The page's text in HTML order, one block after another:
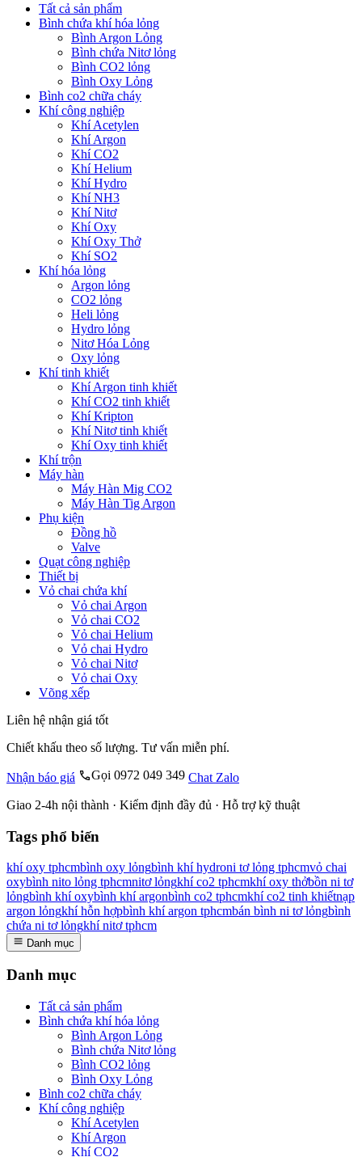
Tất cả sản phẩm
Bình chứa khí hóa lỏng
Bình Argon Lỏng
Bình chứa Nitơ lỏng
Bình CO2 lỏng
Bình Oxy Lỏng
Bình co2 chữa cháy
Khí công nghiệp
Khí Acetylen
Khí Argon
Khí CO2
Khí Helium
Khí Hydro
Khí NH3
Khí Nitơ
Khí Oxy
Khí Oxy Thở
Khí SO2
Khí hóa lỏng
Argon lỏng
CO2 lỏng
Heli lỏng
Hydro lỏng
Nitơ Hóa Lỏng
Oxy lỏng
Khí tinh khiết
Khí Argon tinh khiết
Khí CO2 tinh khiết
Khí Kripton
Khí Nitơ tinh khiết
Khí Oxy tinh khiết
Khí trộn
Máy hàn
Máy Hàn Mig CO2
Máy Hàn Tig Argon
Phụ kiện
Đồng hồ
Valve
Quạt công nghiệp
Thiết bị
Vỏ chai chứa khí
Vỏ chai Argon
Vỏ chai CO2
Vỏ chai Helium
Vỏ chai Hydro
Vỏ chai Nitơ
Vỏ chai Oxy
Võng xếp
Liên hệ nhận giá tốt
Chiết khấu theo số lượng. Tư vấn miễn phí.
Nhận báo giá Gọi 0972 049 349 Chat Zalo
Giao 2-4h nội thành · Kiểm định đầy đủ · Hỗ trợ kỹ thuật
Tags phổ biến
khí oxy tphcmbình oxy lỏngbình khí hydroni tơ lỏng tphcmvỏ chai
oxybình nito lỏng tphcmnitơ lỏngkhí co2 tphcmkhí oxy thởbồn ni tơ
lỏngbình khí oxybình khí argonbình co2 tphcmkhí co2 tinh khiếtnạp
argon lỏngkhí hỗn hợpbình khí argon tphcmbán bình ni tơ lỏngbình
chứa ni tơ lỏngkhí nitơ tphcm
Danh mục
Danh mục
Tất cả sản phẩm
Bình chứa khí hóa lỏng
Bình Argon Lỏng
Bình chứa Nitơ lỏng
Bình CO2 lỏng
Bình Oxy Lỏng
Bình co2 chữa cháy
Khí công nghiệp
Khí Acetylen
Khí Argon
Khí CO2